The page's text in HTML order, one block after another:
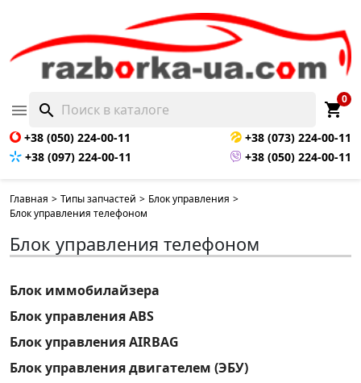
 search shopping_cart
0
+38 (050) 224-00-11
+38 (073) 224-00-11
+38 (097) 224-00-11
+38 (050) 224-00-11
Главная > Типы запчастей > Блок управления >
Блок управления телефоном
Блок управления телефоном
Блок иммобилайзера
Блок управления ABS
Блок управления AIRBAG
Блок управления двигателем (ЭБУ)